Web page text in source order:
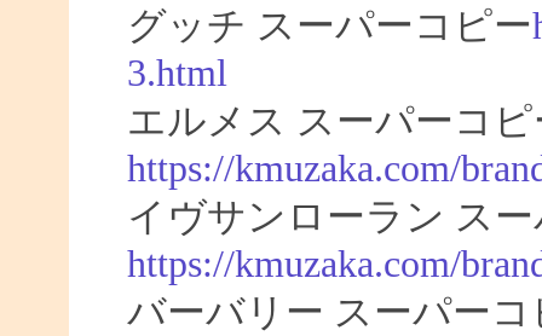
グッチ スーパーコピー
3.html
エルメス スーパーコピ
https://kmuzaka.com/
イヴサンローラン ス
https://kmuzaka.com/
バーバリー スーパーコ